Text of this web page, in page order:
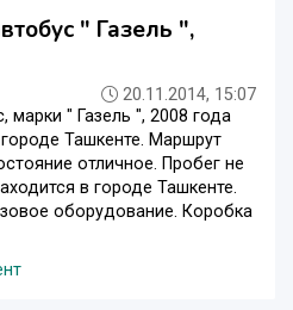
" Газель ",
20.11.2014, 15:07
марки " Газель ", 2008 года
Ташкенте. Маршрут
отличное. Пробег не
в городе Ташкенте.
оборудование. Коробка